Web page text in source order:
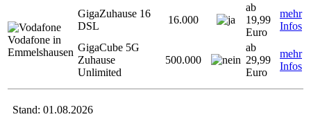
Vodafone in
Emmelshausen
GigaZuhause 16
DSL
16.000
ab
19,99
Euro
mehr
Infos
GigaCube 5G
Zuhause
Unlimited
500.000
ab
29,99
Euro
mehr
Infos
Stand: 01.08.2026